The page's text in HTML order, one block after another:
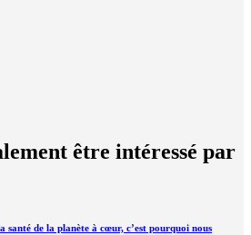
être intéressé par
santé de la planète à cœur, c’est pourquoi nous